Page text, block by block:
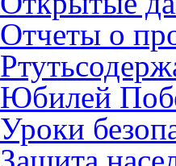
Отчеты о
Юбилей
Уроки